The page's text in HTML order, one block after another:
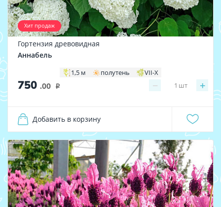
Хит продаж
Гортензия древовидная
Аннабель
1,5 м полутень VII-X
750 .00 i − +
1 шт
Добавить в корзину